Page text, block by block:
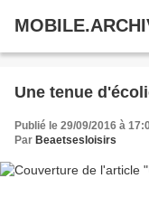
Une tenue
Publié le 29/09/2016 à
Par Beaetsesloisirs